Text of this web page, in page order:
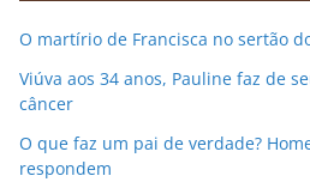
O martírio de Francisca no sertão
Viúva aos 34 anos, Pauline faz de
câncer
O que faz um pai de verdade?
respondem